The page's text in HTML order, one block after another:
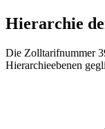
Hierarchie
Die Zolltarifnummer
Hierarchieebenen